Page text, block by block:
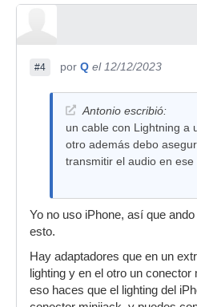
#4 por Q el 12/12/2023
Antonio escribió:
un cable con Lightning a
otro además debo
transmitir el audio en ese
Yo no uso iPhone, así que
esto.
Hay adaptadores que en un
lighting y en el otro un
eso haces que el lighting del